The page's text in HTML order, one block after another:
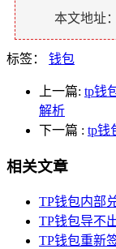
本文地址：
标签： 钱包
上一篇: tp钱
解析
下一篇 : tp钱
相关文章
TP钱包内部
TP钱包导不
TP钱包重新